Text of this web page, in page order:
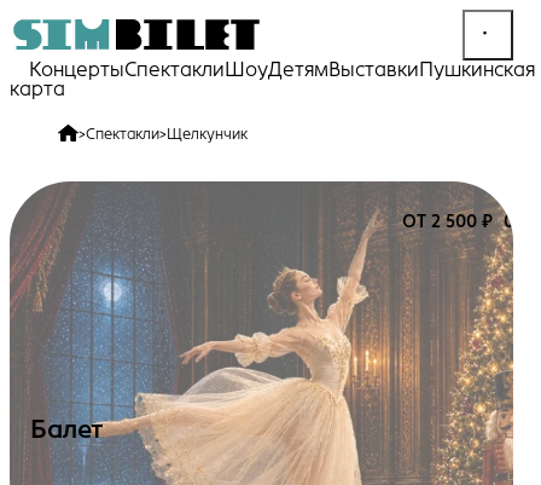
КонцертыСпектакли ШоуДетямВыставкиПушкинская
карта
>Спектакли>Щелкунчик
ОТ 2 500 ₽ 0+
Балет